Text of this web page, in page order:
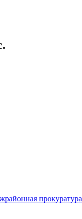
прокуратура